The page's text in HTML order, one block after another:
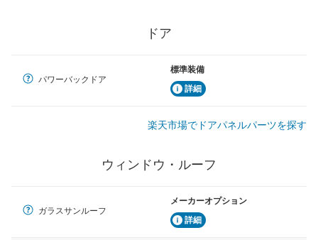
ドア
パワーバックドア
標準装備
詳細
楽天市場でドアパネルパーツを探す
ウィンドウ・ルーフ
ガラスサンルーフ
メーカーオプション
詳細